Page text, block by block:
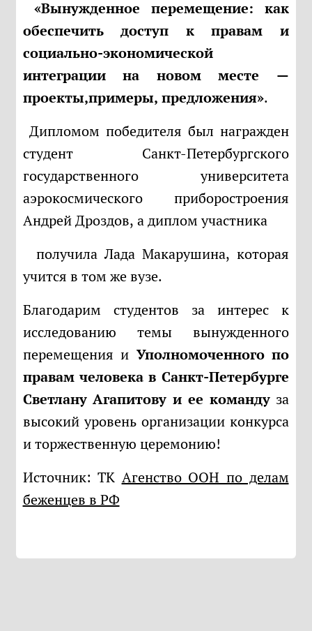
«Вынужденное перемещение: как
обеспечить доступ к правам и
социально-экономической
интеграции на новом месте —
проекты,примеры, предложения».
Дипломом победителя был награжден
студент Санкт-Петербургского
государственного университета
аэрокосмического приборостроения
Андрей Дроздов, а диплом участника
получила Лада Макарушина, которая
учится в том же вузе.
Благодарим студентов за интерес к
исследованию темы вынужденного
перемещения и Уполномоченного по
правам человека в Санкт-Петербурге
Светлану Агапитову и ее командуза
высокий уровень организации конкурса
и торжественную церемонию!
Источник: ТК Агенство ООН по делам
беженцев в РФ